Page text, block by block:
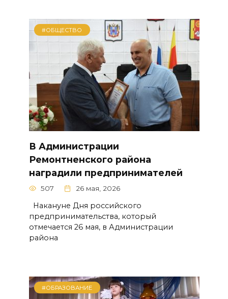
#ОБЩЕСТВО
В Администрации
Ремонтненского района
наградили предпринимателей
507 26 мая, 2026
Накануне Дня российского
предпринимательства, который
отмечается 26 мая, в Администрации
района
#ОБРАЗОВАНИЕ